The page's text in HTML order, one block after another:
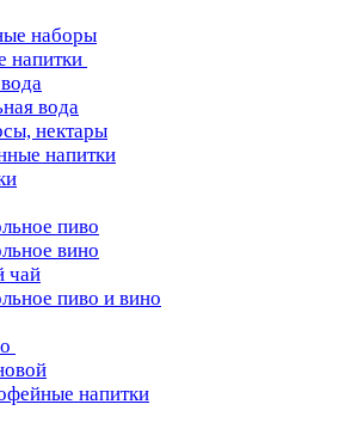
наборы
напитки
вода
нектары
напитки
пиво
вино
чай
пиво и вино
напитки